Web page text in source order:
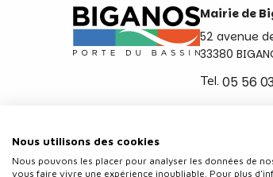
Mairie de
52 avenue
33380
Tel. 05 56
Nous utilisons des cookies
Nous pouvons les placer pour analyser les données de
vous faire vivre une expérience inoubliable. Pour plus